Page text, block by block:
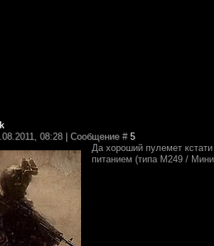
08:28 | Сообщение # 5
Да хороший пулемет
питанием (типа М249 /